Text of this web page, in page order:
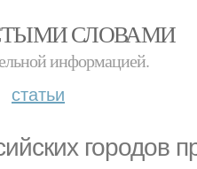
СЛОВАМИ
информацией.
статьи
городов